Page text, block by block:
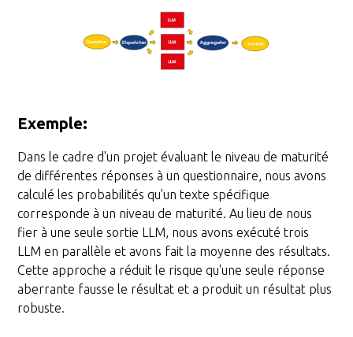
Exemple:
Dans le cadre d'un projet évaluant le niveau de maturité
de différentes réponses à un questionnaire, nous avons
calculé les probabilités qu'un texte spécifique
corresponde à un niveau de maturité. Au lieu de nous
fier à une seule sortie LLM, nous avons exécuté trois
LLM en parallèle et avons fait la moyenne des résultats.
Cette approche a réduit le risque qu'une seule réponse
aberrante fausse le résultat et a produit un résultat plus
robuste.